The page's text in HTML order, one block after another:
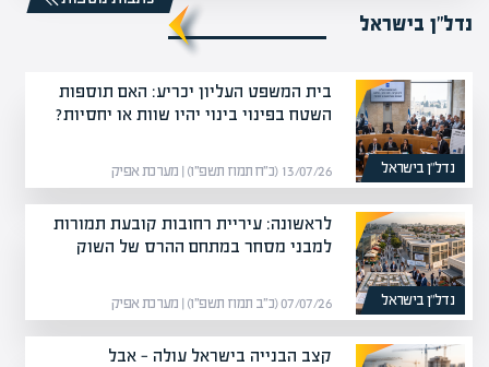
נדל”ן בישראל
נדל”ן בישראל
בית המשפט העליון יכריע: האם תוספות
השטח בפינוי בינוי יהיו שוות או יחסיות?
13/07/26 (כ״ח תמוז תשפ״ו) | מערכת אפיק
נדל”ן בישראל
לראשונה: עיריית רחובות קובעת תמורות
למבני מסחר במתחם ההרס של השוק
07/07/26 (כ״ב תמוז תשפ״ו) | מערכת אפיק
קצב הבנייה בישראל עולה — אבל